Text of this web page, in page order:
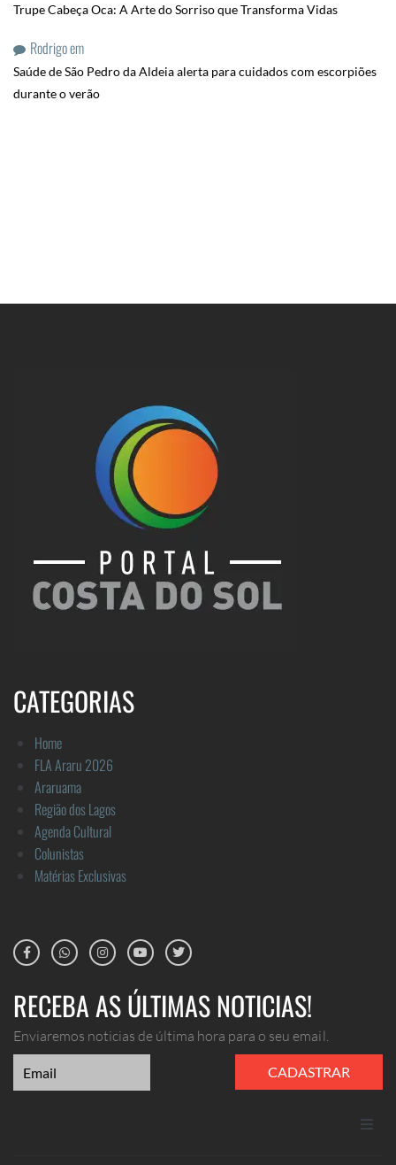
Trupe Cabeça Oca: A Arte do Sorriso que Transforma Vidas
Rodrigoem
Saúde de São Pedro da Aldeia alerta para cuidados com escorpiões
durante o verão
CATEGORIAS
Home
FLA Araru 2026
Araruama
Região dos Lagos
Agenda Cultural
Colunistas
Matérias Exclusivas
RECEBA AS ÚLTIMAS NOTICIAS!
Enviaremos noticias de última hora para o seu email.
CADASTRAR